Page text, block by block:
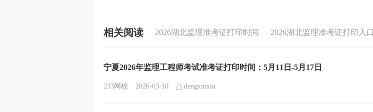
相关阅读 2026湖北监理准考证打印时间 2026湖北监理准考证打印入口
宁夏2026年监理工程师考试准考证打印时间：5月11日-5月17日
233网校 2026-03-10 dengxinxin